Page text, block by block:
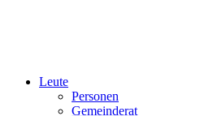
Leute
Personen
Gemeinderat